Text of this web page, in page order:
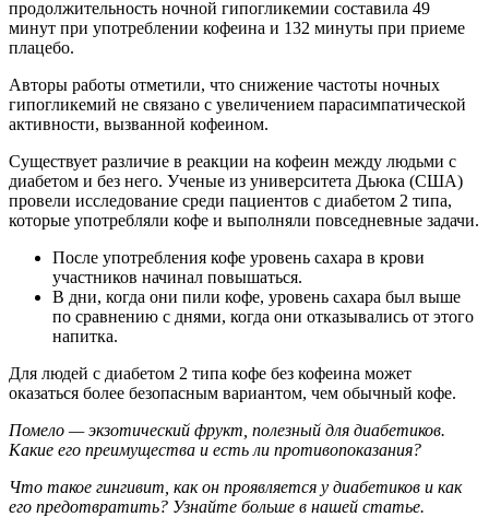
продолжительность ночной гипогликемии составила 49
минут при употреблении кофеина и 132 минуты при приеме
плацебо.
Авторы работы отметили, что снижение частоты ночных
гипогликемий не связано с увеличением парасимпатической
активности, вызванной кофеином.
Существует различие в реакции на кофеин между людьми с
диабетом и без него. Ученые из университета Дьюка (США)
провели исследование среди пациентов с диабетом 2 типа,
которые употребляли кофе и выполняли повседневные задачи.
После употребления кофе уровень сахара в крови
участников начинал повышаться.
В дни, когда они пили кофе, уровень сахара был выше
по сравнению с днями, когда они отказывались от этого
напитка.
Для людей с диабетом 2 типа кофе без кофеина может
оказаться более безопасным вариантом, чем обычный кофе.
Помело — экзотический фрукт, полезный для диабетиков.
Какие его преимущества и есть ли противопоказания?
Что такое гингивит, как он проявляется у диабетиков и как
его предотвратить? Узнайте больше в нашей статье.